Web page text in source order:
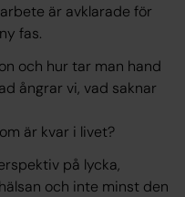
är avklarade för
fas.
och hur tar man hand
ångrar vi, vad saknar
är kvar i livet?
på lycka,
och inte minst den